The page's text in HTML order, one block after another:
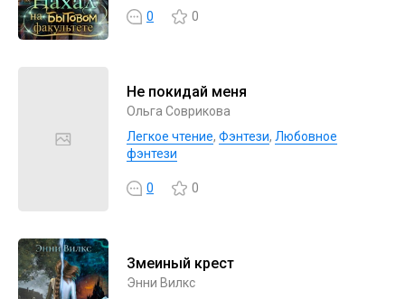
0 0
Не покидай меня
Ольга Соврикова
Легкое чтение, Фэнтези, Любовное
фэнтези
0 0
Змеиный крест
Энни Вилкс